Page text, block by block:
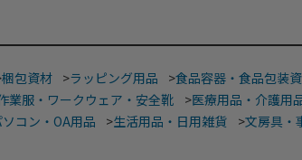
梱包資材 >ラッピング用品 >食品容器・食品包装
業服・ワークウェア・安全靴 >医療用品・介護用
コン・OA用品 >生活用品・日用雑貨 >文房具・